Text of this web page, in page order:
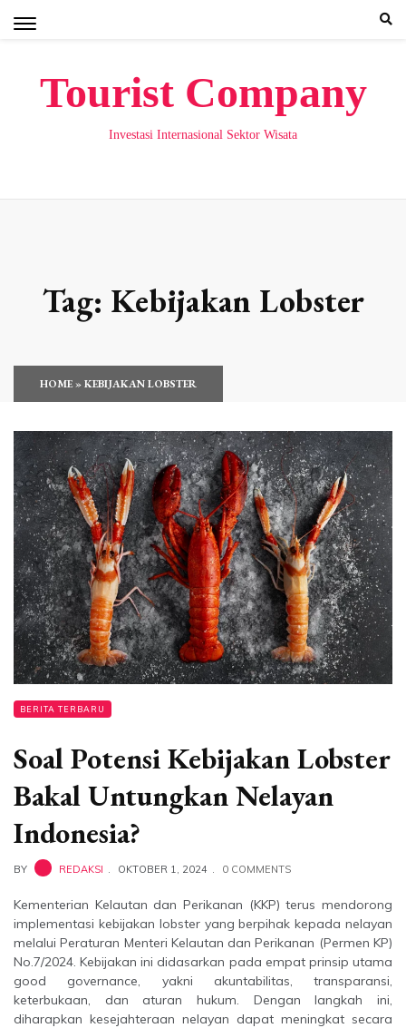
Tourist Company
Investasi Internasional Sektor Wisata
Tag: Kebijakan Lobster
HOME»KEBIJAKAN LOBSTER
BERITA TERBARU
Soal Potensi Kebijakan Lobster
Bakal Untungkan Nelayan
Indonesia?
BY REDAKSI OKTOBER 1, 2024 0 COMMENTS
Kementerian Kelautan dan Perikanan (KKP) terus mendorong
implementasi kebijakan lobster yang berpihak kepada nelayan
melalui Peraturan Menteri Kelautan dan Perikanan (Permen KP)
No.7/2024. Kebijakan ini didasarkan pada empat prinsip utama
good governance, yakni akuntabilitas, transparansi,
keterbukaan, dan aturan hukum. Dengan langkah ini,
diharapkan kesejahteraan nelayan dapat meningkat secara